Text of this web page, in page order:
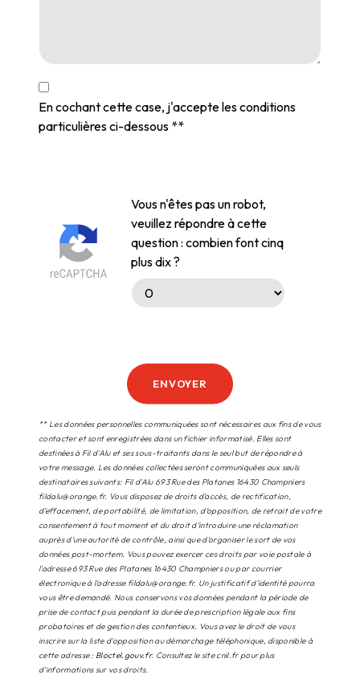
En cochant cette case, j'accepte les conditions
particulières ci-dessous **
Vous n'êtes pas un robot,
veuillez répondre à cette
question : combien font cinq
plus dix ?
ENVOYER
** Les données personnelles communiquées sont nécessaires aux fins de vous
contacter et sont enregistrées dans un fichier informatisé. Elles sont
destinées à Fil d'Alu et ses sous-traitants dans le seul but de répondre à
votre message. Les données collectées seront communiquées aux seuls
destinataires suivants: Fil d'Alu 693 Rue des Platanes 16430 Champniers
fildalu@orange.fr. Vous disposez de droits d’accès, de rectification,
d’effacement, de portabilité, de limitation, d’opposition, de retrait de votre
consentement à tout moment et du droit d’introduire une réclamation
auprès d’une autorité de contrôle, ainsi que d’organiser le sort de vos
données post-mortem. Vous pouvez exercer ces droits par voie postale à
l'adresse 693 Rue des Platanes 16430 Champniers ou par courrier
électronique à l'adresse fildalu@orange.fr. Un justificatif d'identité pourra
vous être demandé. Nous conservons vos données pendant la période de
prise de contact puis pendant la durée de prescription légale aux fins
probatoires et de gestion des contentieux. Vous avez le droit de vous
inscrire sur la liste d'opposition au démarchage téléphonique, disponible à
cette adresse : Bloctel.gouv.fr. Consultez le site cnil.fr pour plus
d’informations sur vos droits.